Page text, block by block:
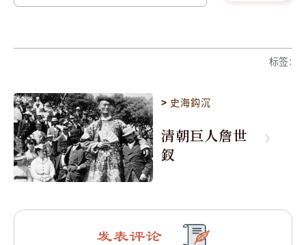
标签:
> 史海鈎沉
清朝巨人詹世
釵
发表评论